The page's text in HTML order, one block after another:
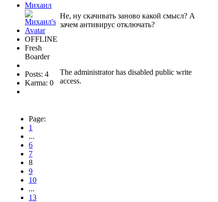
Михаил
OFFLINE
Fresh
Boarder
Posts: 4
Karma: 0
Не, ну скачивать заново какой смысл? А
зачем антивирус отключать?
The administrator has disabled public write
access.
Page:
1
...
6
7
8
9
10
...
13